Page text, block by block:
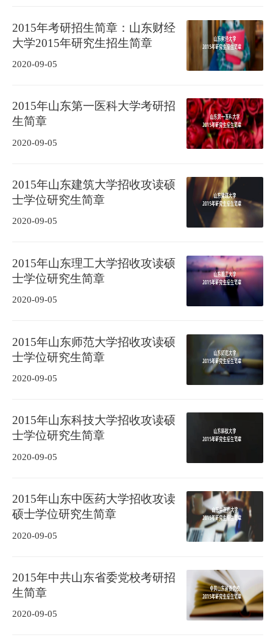
2015年考研招生简章：山东财经
大学2015年研究生招生简章
2020-09-05
2015年山东第一医科大学考研招
生简章
2020-09-05
2015年山东建筑大学招收攻读硕
士学位研究生简章
2020-09-05
2015年山东理工大学招收攻读硕
士学位研究生简章
2020-09-05
2015年山东师范大学招收攻读硕
士学位研究生简章
2020-09-05
2015年山东科技大学招收攻读硕
士学位研究生简章
2020-09-05
2015年山东中医药大学招收攻读
硕士学位研究生简章
2020-09-05
2015年中共山东省委党校考研招
生简章
2020-09-05